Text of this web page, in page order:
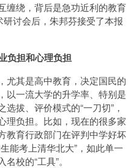
缠绕，背后是急功近利的教育
研讨会后，朱邦芬接受了本报
负担和心理负担
尤其是高中教育，决定国民的
以一流大学的升学率、特别是
拔、评价模式的“一刀切”，
理负担。比如，现在的很多家
教育行政部门在评判中学好坏
能考上清华北大”，如此单一
校的“工具”。